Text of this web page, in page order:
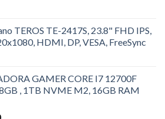
TEROS TE-2417S, 23.8" FHD IPS,
HDMI, DP, VESA, FreeSync
GAMER CORE I7 12700F
, 1TB NVME M2, 16GB RAM